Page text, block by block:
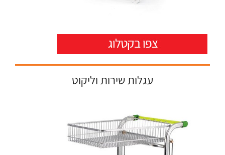
עגלות שירות וליקוט